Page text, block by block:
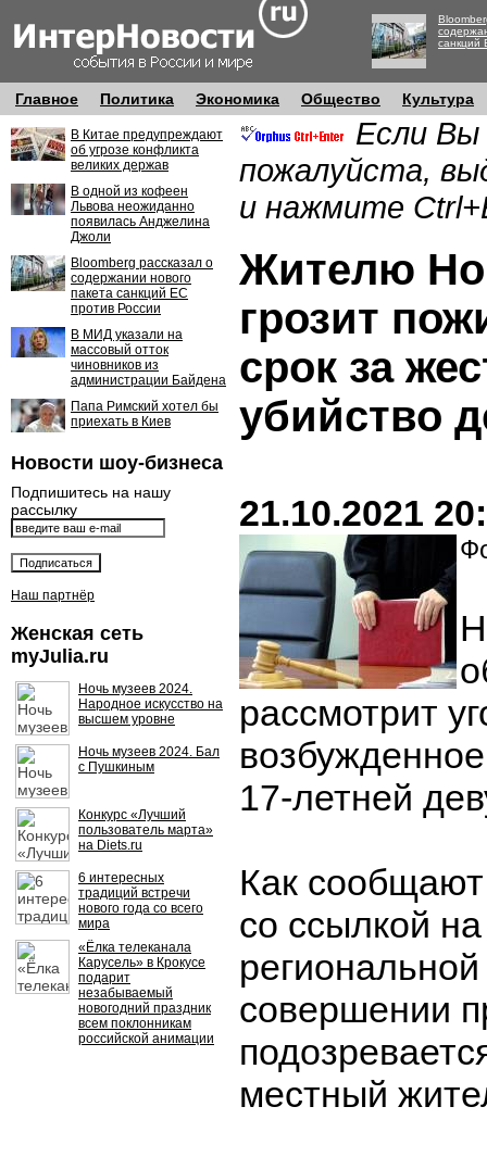
санкций
Главное Политика Экономика Общество Культура
В Китае предупреждают
об угрозе конфликта
великих держав
В одной из кофеен
Львова неожиданно
появилась Анджелина
Джоли
Bloomberg рассказал о
содержании нового
пакета санкций ЕС
против России
В МИД указали на
массовый отток
чиновников из
администрации Байдена
Папа Римский хотел бы
приехать в Киев
Новости шоу-бизнеса
Подпишитесь на нашу
рассылку
Наш партнёр
Женская сеть
myJulia.ru
Ночь музеев 2024.
Народное искусство на
высшем уровне
Ночь музеев 2024. Бал
с Пушкиным
Конкурс «Лучший
пользователь марта»
на Diets.ru
6 интересных
традиций встречи
нового года со всего
мира
«Ёлка телеканала
Карусель» в Крокусе
подарит
незабываемый
новогодний праздник
всем поклонникам
российской анимации
Если Вы
пожалуйста,
и нажмите
Жителю
грозит
срок за
убийство
21.10.2021
рассмотрит
17-летней
Как
со ссылкой
совершении
местный